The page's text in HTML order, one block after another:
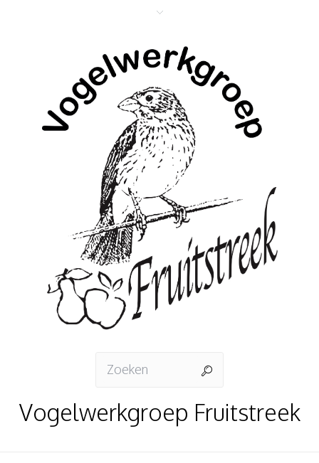
Vogelwerkgroep Fruitstreek